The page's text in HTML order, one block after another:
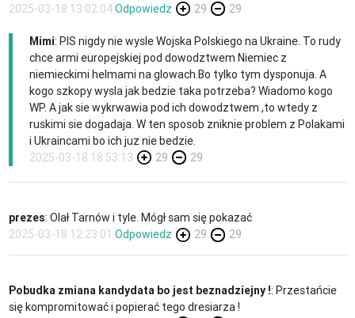
2025-03-18 13:02:04Odpowiedz 29 29
Mimi: PIS nigdy nie wysle Wojska Polskiego na Ukraine. To rudy
chce armi europejskiej pod dowodztwem Niemiec z
niemieckimi helmami na glowach.Bo tylko tym dysponuja. A
kogo szkopy wysla jak bedzie taka potrzeba? Wiadomo kogo
WP. A jak sie wykrwawia pod ich dowodztwem ,to wtedy z
ruskimi sie dogadaja. W ten sposob zniknie problem z Polakami
i Ukraincami bo ich juz nie bedzie.
2025-03-18 18:53:13
29 29
prezes: Olał Tarnów i tyle. Mógł sam się pokazać
2025-03-18 12:23:01 Odpowiedz 29 29
Pobudka zmiana kandydata bo jest beznadziejny !: Przestańcie
się kompromitować i popierać tego dresiarza !